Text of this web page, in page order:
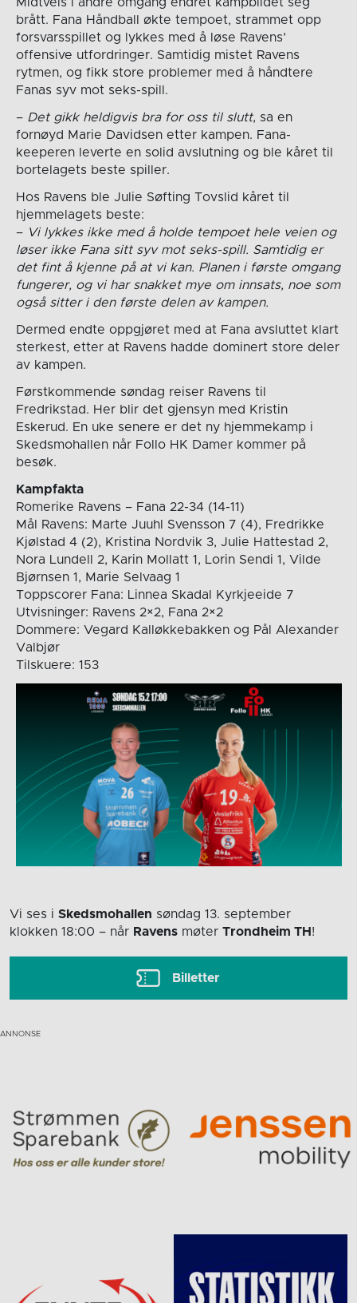
brått. Fana Håndball økte tempoet, strammet opp
forsvarsspillet og lykkes med å løse Ravens’
offensive utfordringer. Samtidig mistet Ravens
rytmen, og fikk store problemer med å håndtere
Fanas syv mot seks-spill.
– Det gikk heldigvis bra for oss til slutt, sa en
fornøyd Marie Davidsen etter kampen. Fana-
keeperen leverte en solid avslutning og ble kåret til
bortelagets beste spiller.
Hos Ravens ble Julie Søfting Tovslid kåret til
hjemmelagets beste:
– Vi lykkes ikke med å holde tempoet hele veien og
løser ikke Fana sitt syv mot seks-spill. Samtidig er
det fint å kjenne på at vi kan. Planen i første omgang
fungerer, og vi har snakket mye om innsats, noe som
også sitter i den første delen av kampen.
Dermed endte oppgjøret med at Fana avsluttet klart
sterkest, etter at Ravens hadde dominert store deler
av kampen.
Førstkommende søndag reiser Ravens til
Fredrikstad. Her blir det gjensyn med Kristin
Eskerud. En uke senere er det ny hjemmekamp i
Skedsmohallen når Follo HK Damer kommer på
besøk.
Kampfakta
Romerike Ravens – Fana 22-34 (14-11)
Mål Ravens: Marte Juuhl Svensson 7 (4), Fredrikke
Kjølstad 4 (2), Kristina Nordvik 3, Julie Hattestad 2,
Nora Lundell 2, Karin Mollatt 1, Lorin Sendi 1, Vilde
Bjørnsen 1, Marie Selvaag 1
Toppscorer Fana: Linnea Skadal Kyrkjeeide 7
Utvisninger: Ravens 2×2, Fana 2×2
Dommere: Vegard Kalløkkebakken og Pål Alexander
Valbjør
Tilskuere: 153
Vi ses i Skedsmohallen søndag 13. september
klokken 18:00 – når Ravens møter Trondheim TH !
Billetter